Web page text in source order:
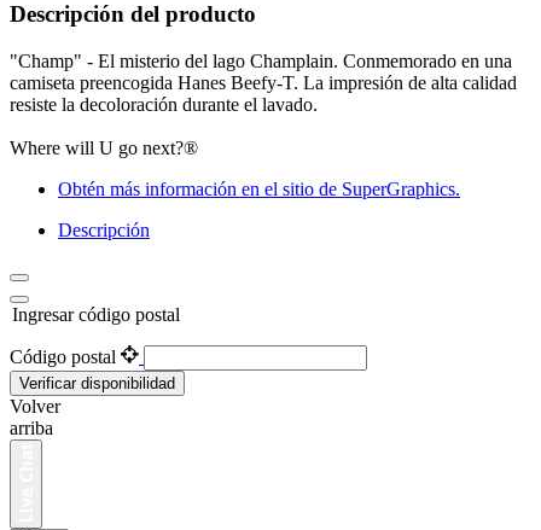
Descripción del producto
"Champ" - El misterio del lago Champlain. Conmemorado en una
camiseta preencogida Hanes Beefy-T. La impresión de alta calidad
resiste la decoloración durante el lavado.
Where will U go next?®
Obtén más información en el sitio de SuperGraphics.
Descripción
Ingresar código postal
Código postal
Verificar disponibilidad
Volver
arriba